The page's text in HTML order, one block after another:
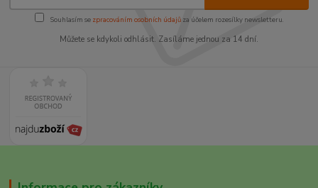
Souhlasím se zpracováním osobních údajůza účelem rozesílky newsletteru.
Můžete se kdykoli odhlásit. Zasíláme jednou za 14 dní.